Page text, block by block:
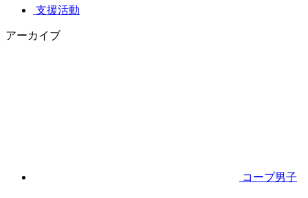
支援活動
アーカイブ
コープ男子